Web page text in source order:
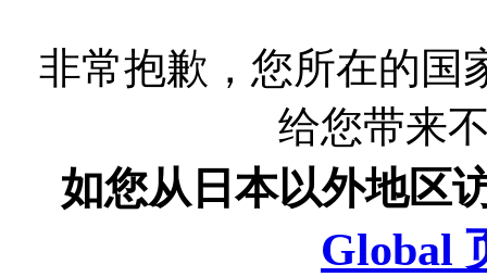
非常抱歉，您所在的国
给您带来
如您从日本以外地区
Global